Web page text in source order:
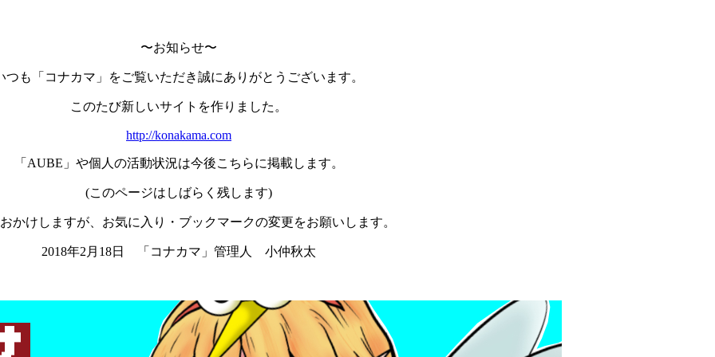
〜お知らせ〜
つも「コナカマ」をご覧いただき誠にありがとうございます。
このたび新しいサイトを作りました。
http://konakama.com
「AUBE」や個人の活動状況は今後こちらに掲載します。
(このページはしばらく残します)
かけしますが、お気に入り・ブックマークの変更をお願いします。
2018年2月18日 「コナカマ」管理人 小仲秋太